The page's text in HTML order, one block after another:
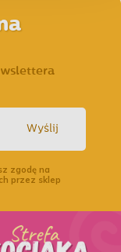
Wyślij
zgodę na
przez sklep